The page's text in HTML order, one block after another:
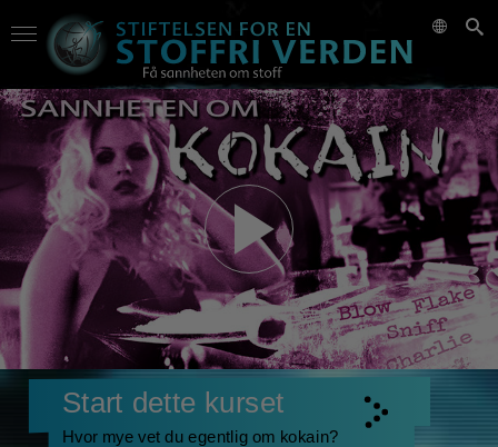
Start dette kurset
Hvor mye vet du egentlig om kokain?